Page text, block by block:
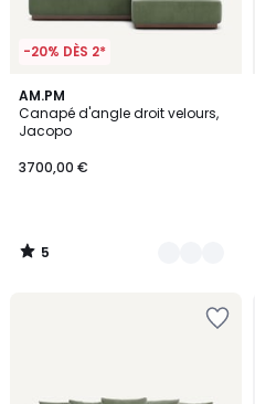
-20% DÈS 2*
AM.PM
Canapé d'angle droit velours,
Jacopo
3700,00 €
5
/
5
15
Couleurs
5
/